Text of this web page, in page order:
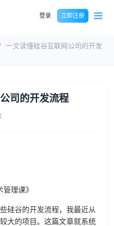
登录 立即注册
一文读懂硅谷互联网公司的开发
司的开发流程
理课》
硅谷的开发流程，我最近从
大的项目。这篇文章就系统